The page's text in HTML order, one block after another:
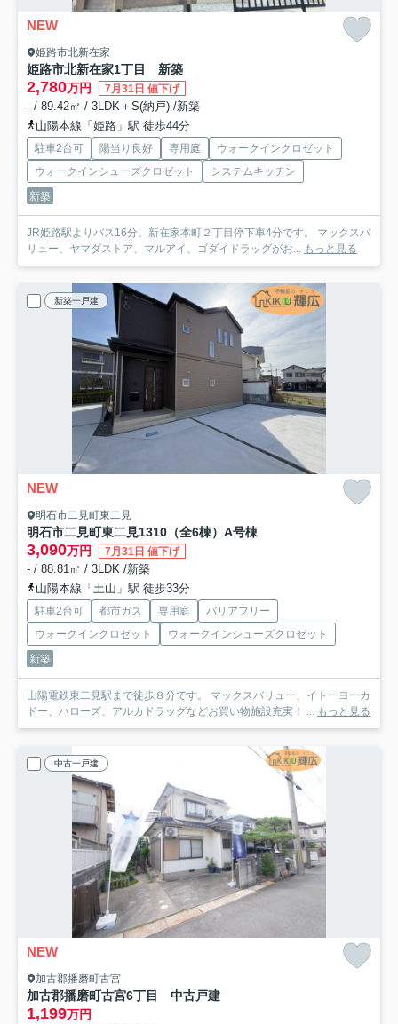
NEW
姫路市北新在家
姫路市北新在家1丁目 新築
2,780万円 7月31日 値下げ
- / 89.42㎡ / 3LDK＋S(納戸) /新築
山陽本線「姫路」駅 徒歩44分
駐車2台可 陽当り良好 専用庭
ウォークインクロゼット
ウォークインシューズクロゼット
システムキッチン
新築
JR姫路駅よりバス16分、新在家本町２丁目停下車4分です。 マックスバ
リュー、ヤマダストア、マルアイ、ゴダイドラッグがお... もっと見る
新築一戸建
NEW
明石市二見町東二見
明石市二見町東二見1310（全6棟）A号棟
3,090万円 7月31日 値下げ
- / 88.81㎡ / 3LDK /新築
山陽本線「土山」駅 徒歩33分
駐車2台可 都市ガス 専用庭
バリアフリー
ウォークインクロゼット
ウォークインシューズクロゼット
新築
山陽電鉄東二見駅まで徒歩８分です。 マックスバリュー、イトーヨーカ
ドー、ハローズ、アルカドラッグなどお買い物施設充実！ ... もっと見る
中古一戸建
NEW
加古郡播磨町古宮
加古郡播磨町古宮6丁目 中古戸建
1,199万円